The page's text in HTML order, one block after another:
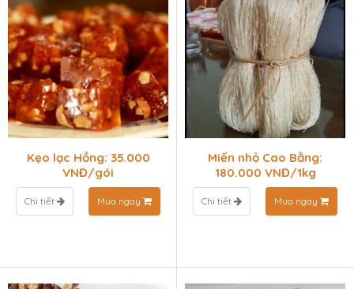
Kẹo lạc Hồng: 35.000
VNĐ/gói
Chi tiết Mua ngay
Miến nhỏ Cao Bằng:
180.000 VNĐ/1kg
Chi tiết Mua ngay